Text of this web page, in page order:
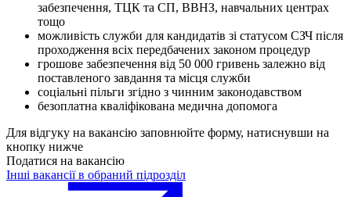
забезпечення, ТЦК та СП, ВВНЗ, навчальних центрах
тощо
можливість служби для кандидатів зі статусом СЗЧ після
проходження всіх передбачених законом процедур
грошове забезпечення від 50 000 гривень залежно від
поставленого завдання та місця служби
соціальні пільги згідно з чинним законодавством
безоплатна кваліфікована медична допомога
Для відгуку на вакансію заповнюйте форму, натиснувши на
кнопку нижче
Податися на вакансію
Інші вакансії в обраний підрозділ